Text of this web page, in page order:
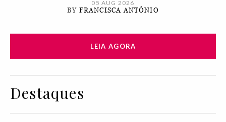
05 AUG 2026
BY FRANCISCA ANTÓNIO
LEIA AGORA
Destaques